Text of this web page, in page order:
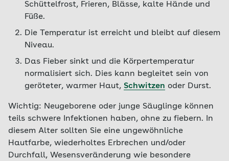
Schüttelfrost, Frieren, Blässe, kalte Hände und
Füße.
Die Temperatur ist erreicht und bleibt auf diesem
Niveau.
Das Fieber sinkt und die Körpertemperatur
normalisiert sich. Dies kann begleitet sein von
geröteter, warmer Haut, Schwitzen oder Durst.
Wichtig: Neugeborene oder junge Säuglinge können
teils schwere Infektionen haben, ohne zu fiebern. In
diesem Alter sollten Sie eine ungewöhnliche
Hautfarbe, wiederholtes Erbrechen und/oder
Durchfall, Wesensveränderung wie besondere